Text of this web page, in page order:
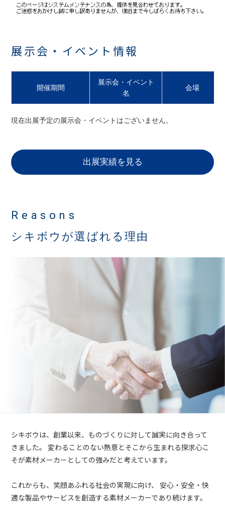
展示会・イベント情報
開催期間
展示会・イベント
名
会場
現在出展予定の展示会・イベントはございません。
出展実績を見る
Reasons
シキボウが選ばれる理由
シキボウは、創業以来、ものづくりに対して誠実に向き合って
きました。 変わることのない熱意とそこから生まれる探求心こ
そが素材メーカーとしての強みだと考えています。
これからも、笑顔あふれる社会の実現に向け、
安心・安全・快
適な製品やサービスを創造する素材メーカーであり続けます。